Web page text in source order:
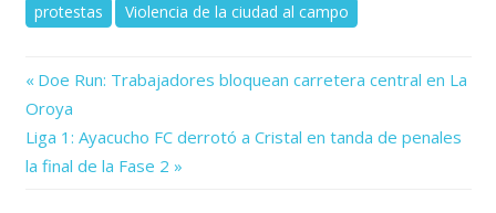
protestas
Violencia de la ciudad al campo
Navegación
de
entradas
Previous
Post:
Doe Run: Trabajadores bloquean carretera central en La
Oroya
Next
Post:
Liga 1: Ayacucho FC derrotó a Cristal en tanda de penales
la final de la Fase 2